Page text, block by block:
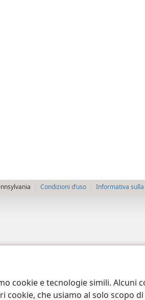
cookie e tecnologie simili.
cookie, che usiamo al solo scopo
Condizioni d’uso Informativa